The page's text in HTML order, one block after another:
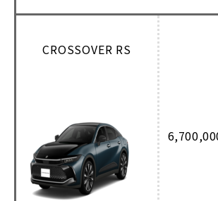
CROSSOVER RS